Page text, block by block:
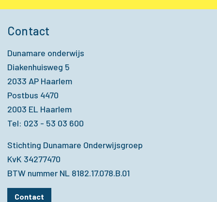
Contact
Dunamare onderwijs
Diakenhuisweg 5
2033 AP Haarlem
Postbus 4470
2003 EL Haarlem
Tel: 023 - 53 03 600
Stichting Dunamare Onderwijsgroep
KvK 34277470
BTW nummer NL 8182.17.078.B.01
Contact